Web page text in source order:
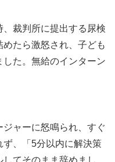
裁判所に提出する尿検
たら激怒され、子ども
た。無給のインターン
ャーに怒鳴られ、すぐ
、「5分以内に解決策
てそのまま辞めまし